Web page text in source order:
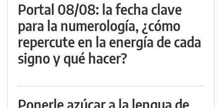
Portal 08/08: la fecha clave
para la numerología, ¿cómo
repercute en la energía de cada
signo y qué hacer?
Ponerle azúcar a la lengua de